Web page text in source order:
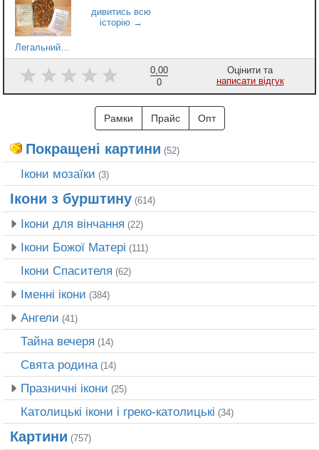
Легальний бурштину фракції 0-20 г
0,00
0
Оцінити та
написати відгук
Рамки Прайс Опт
Покращені картини (52)
Ікони мозаїки (3)
Ікони з бурштину (614)
Ікони для вінчання (22)
Ікони Божої Матері (111)
Ікони Спасителя (62)
Іменні ікони (384)
Ангели (41)
Тайна вечеря (14)
Свята родина(14)
Празничні ікони (25)
Католицькі ікони і греко-католицькі (34)
Картини (757)